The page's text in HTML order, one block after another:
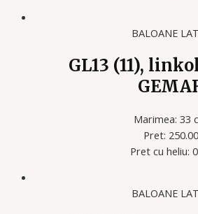
BALOANE
GL13 (11),
Marimea: 33
Pret: 250.00
Pret cu heliu:
BALOANE